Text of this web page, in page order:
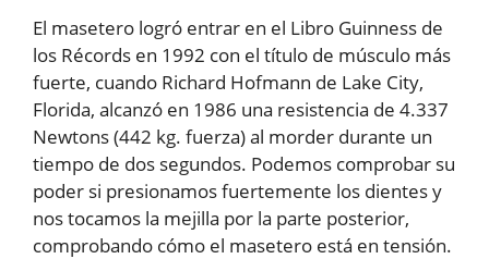
El masetero logró entrar en el Libro Guinness de
los Récords en 1992 con el título de músculo más
fuerte, cuando Richard Hofmann de Lake City,
Florida, alcanzó en 1986 una resistencia de 4.337
Newtons (442 kg. fuerza) al morder durante un
tiempo de dos segundos. Podemos comprobar su
poder si presionamos fuertemente los dientes y
nos tocamos la mejilla por la parte posterior,
comprobando cómo el masetero está en tensión.